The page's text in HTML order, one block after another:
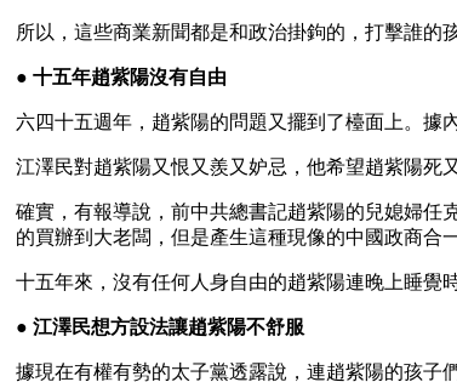
所以，這些商業新聞都是和政治掛鉤的，打擊誰的
● 十五年趙紫陽沒有自由
六四十五週年，趙紫陽的問題又擺到了檯面上。據
江澤民對趙紫陽又恨又羨又妒忌，他希望趙紫陽死
確實，有報導說，前中共總書記趙紫陽的兒媳婦任
的買辦到大老闆，但是產生這種現像的中國政商合
十五年來，沒有任何人身自由的趙紫陽連晚上睡覺
● 江澤民想方設法讓趙紫陽不舒服
據現在有權有勢的太子黨透露說，連趙紫陽的孩子